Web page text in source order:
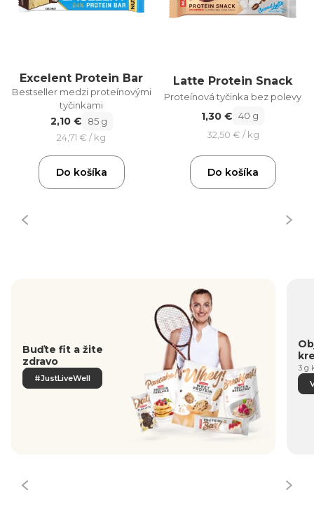
Excelent Protein Bar
Bestseller medzi proteínovými
tyčinkami
2,10 €
85 g
24,71 € / kg
Do košíka
Latte Protein Snack
Proteínová tyčinka bez polevy
1,30 € 40 g
32,50 € / kg
Do košíka
Buďte fit a žite
zdravo
#JustLiveWell
3 g